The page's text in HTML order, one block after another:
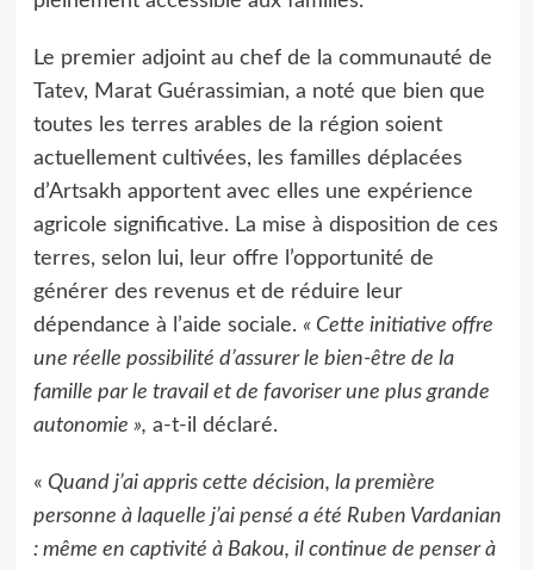
Le premier adjoint au chef de la communauté de
Tatev, Marat Guérassimian, a noté que bien que
toutes les terres arables de la région soient
actuellement cultivées, les familles déplacées
d’Artsakh apportent avec elles une expérience
agricole significative. La mise à disposition de ces
terres, selon lui, leur offre l’opportunité de
générer des revenus et de réduire leur
dépendance à l’aide sociale. « Cette initiative offre
une réelle possibilité d’assurer le bien-être de la
famille par le travail et de favoriser une plus grande
autonomie », a-t-il déclaré.
« Quand j’ai appris cette décision, la première
personne à laquelle j’ai pensé a été Ruben Vardanian
: même en captivité à Bakou, il continue de penser à